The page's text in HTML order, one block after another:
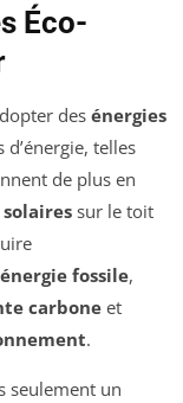
Éco-
des énergies
d’énergie, telles
de plus en
sur le toit
énergie fossile,
carbone et
.
seulement un